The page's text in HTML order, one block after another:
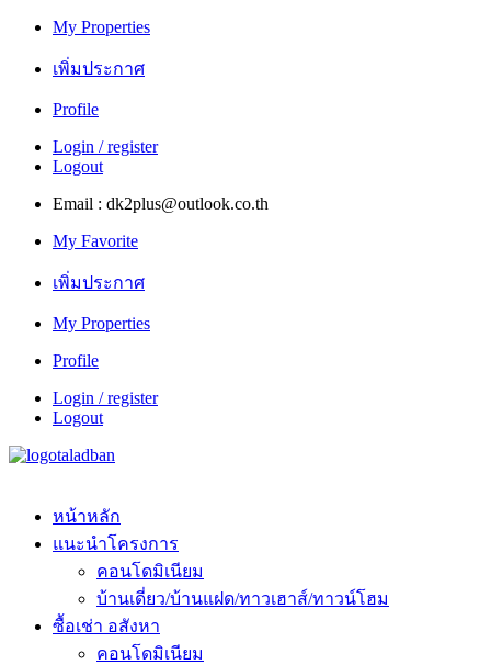
My Properties
เพิ่มประกาศ
Profile
Login / register
Logout
Email : dk2plus@outlook.co.th
My Favorite
เพิ่มประกาศ
My Properties
Profile
Login / register
Logout
หน้าหลัก
แนะนำโครงการ
คอนโดมิเนียม
บ้านเดี่ยว/บ้านแฝด/ทาวเฮาส์/ทาวน์โฮม
ซื้อเช่า อสังหา
คอนโดมิเนียม